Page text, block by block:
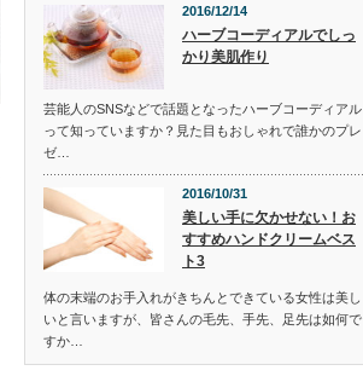
2016/12/14
ハーブコーディアルでしっ
かり美肌作り
芸能人のSNSなどで話題となったハーブコーディアル
って知っていますか？見た目もおしゃれで誰かのプレ
ゼ…
2016/10/31
美しい手に欠かせない！お
すすめハンドクリームベス
ト3
体の末端のお手入れがきちんとできている女性は美し
いと言いますが、皆さんの毛先、手先、足先は如何で
すか…